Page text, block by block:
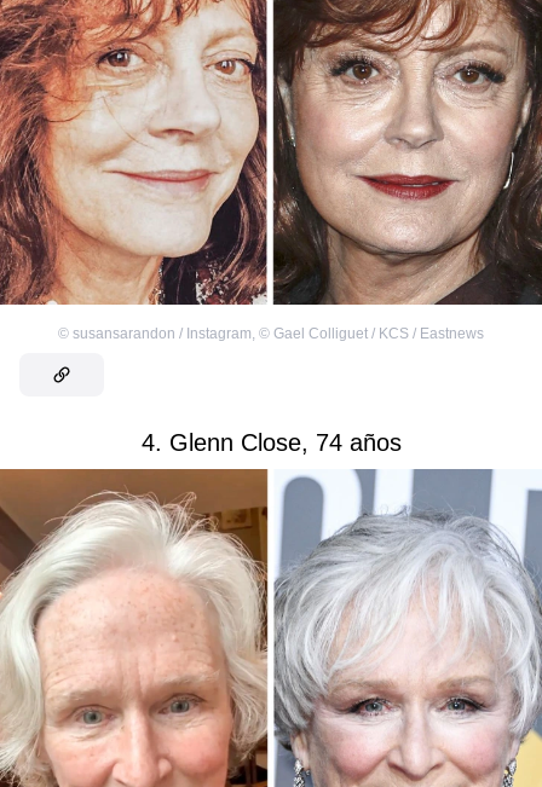
© susansarandon / Instagram © Gael Colliguet / KCS / Eastnews
4. Glenn Close, 74 años